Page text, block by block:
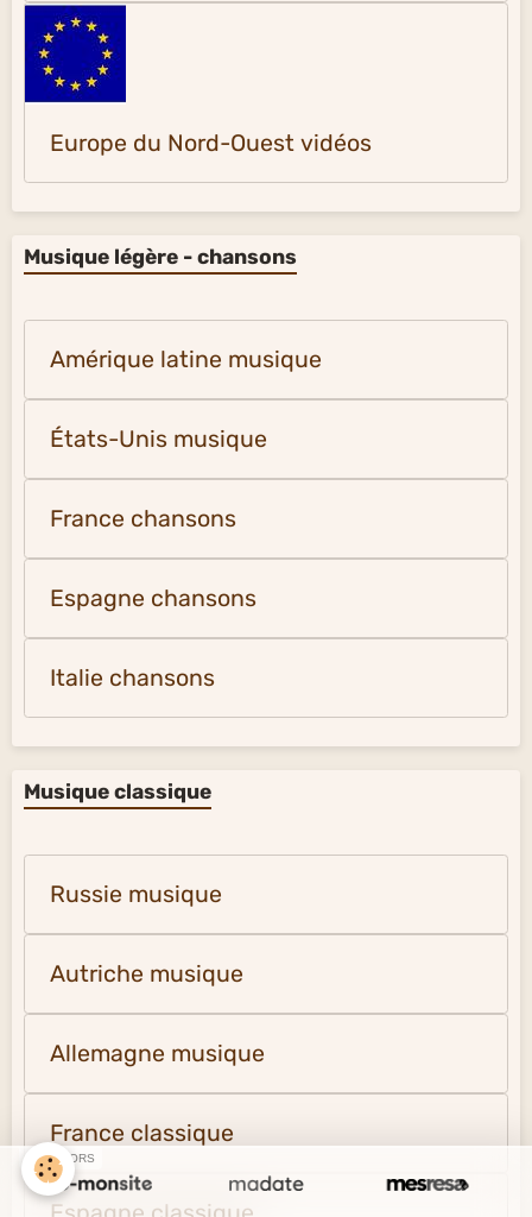
Europe du Nord-Ouest vidéos
Musique légère - chansons
Amérique latine musique
États-Unis musique
France chansons
Espagne chansons
Italie chansons
Musique classique
Russie musique
Autriche musique
Allemagne musique
France classique
SPONSORS